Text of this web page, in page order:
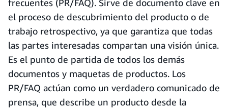
frecuentes (PR/FAQ). Sirve de documento clave en
el proceso de descubrimiento del producto o de
trabajo retrospectivo, ya que garantiza que todas
las partes interesadas compartan una visión única.
Es el punto de partida de todos los demás
documentos y maquetas de productos. Los
PR/FAQ actúan como un verdadero comunicado de
prensa, que describe un producto desde la